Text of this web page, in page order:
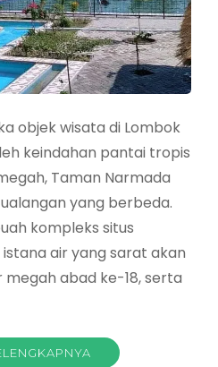
objek wisata di Lombok
keindahan pantai tropis
Taman Narmada
yang berbeda.
kompleks situs
air yang sarat akan
abad ke-18, serta